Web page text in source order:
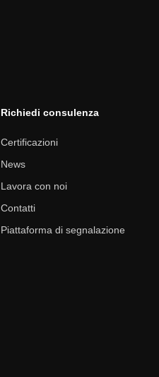
Richiedi consulenza
Certificazioni
News
Lavora con noi
Contatti
Piattaforma di segnalazione